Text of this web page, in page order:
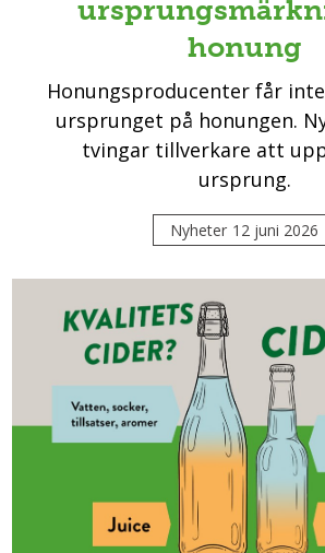
honung
Honungsproducenter får
ursprunget på honungen.
tvingar tillverkare att
ursprung.
Nyheter 12 juni 2026